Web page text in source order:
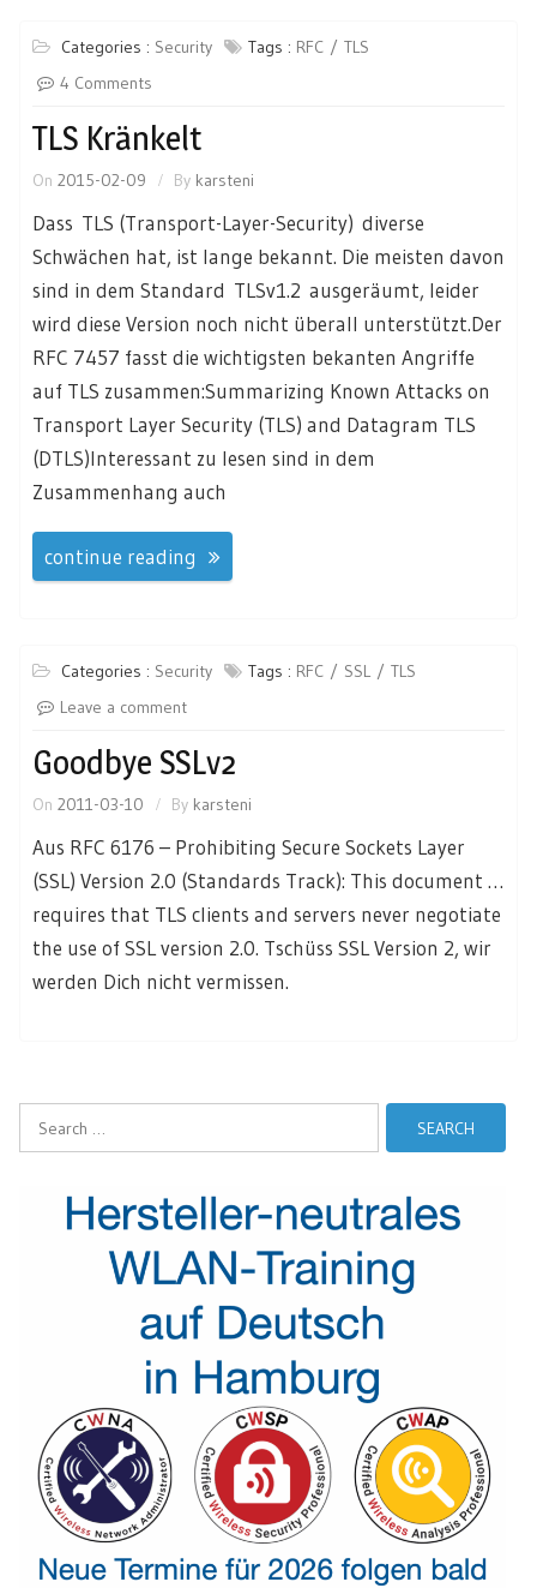
Categories : Security Tags : RFC
TLS
4 Comments
TLS Kränkelt
On 2015-02-09 By karsteni
Dass TLS (Transport-Layer-Security) diverse
Schwächen hat, ist lange bekannt. Die meisten davon
sind in dem Standard TLSv1.2 ausgeräumt, leider
wird diese Version noch nicht überall unterstützt.Der
RFC 7457 fasst die wichtigsten bekanten Angriffe
auf TLS zusammen:Summarizing Known Attacks on
Transport Layer Security (TLS) and Datagram TLS
(DTLS)Interessant zu lesen sind in dem
Zusammenhang auch
continue reading
Categories : Security Tags : RFC SSL
TLS
Leave a comment
Goodbye SSLv2
On 2011-03-10 By karsteni
Aus RFC 6176 – Prohibiting Secure Sockets Layer
(SSL) Version 2.0 (Standards Track): This document …
requires that TLS clients and servers never negotiate
the use of SSL version 2.0. Tschüss SSL Version 2, wir
werden Dich nicht vermissen.